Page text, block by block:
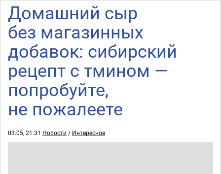
Домашний сыр
без магазинных
добавок: сибирский
рецепт с тмином —
попробуйте,
не пожалеете
03.05, 21:31 Новости / Интересное